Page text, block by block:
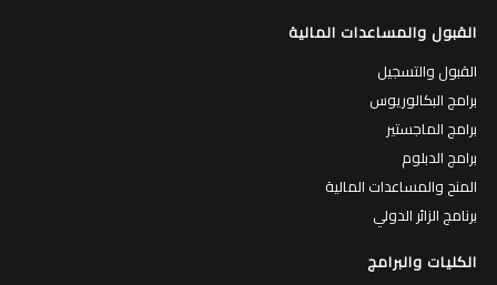
القبول والمساعدات المالية
القبول والتسجيل
برامج البكالوريوس
برامج الماجستير
برامج الدبلوم
المنح والمساعدات المالية
برنامج الزائر الدولي
الكليات والبرامج